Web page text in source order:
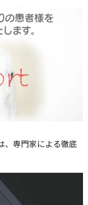
、専門家による徹底